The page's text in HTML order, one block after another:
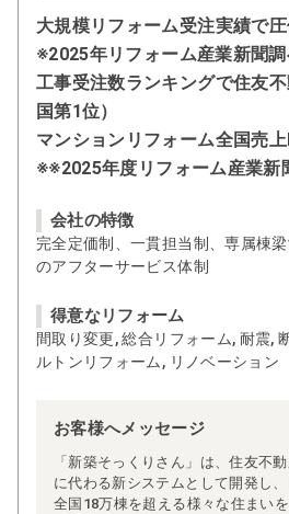
大規模リフォーム受注実績で
※2025年リフォーム産業新聞
工事受注数ランキングで住友
国第1位）
マンションリフォーム全国売
※※2025年度リフォーム産業新
会社の特徴
完全定価制、一貫担当制、専属棟
のアフターサービス体制
得意なリフォーム
間取り変更, 総合リフォーム, 耐震,
ルトンリフォーム, リノベーション
お客様へメッセージ
「新築そっくりさん」は、住友不
に代わる新システムとして開発し、
全国18万棟を超える様々な住まい